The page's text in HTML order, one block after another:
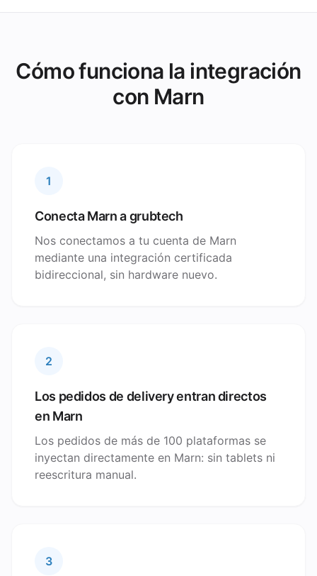
Cómo funciona la integración
con Marn
1
Conecta Marn a grubtech
Nos conectamos a tu cuenta de Marn
mediante una integración certificada
bidireccional, sin hardware nuevo.
2
Los pedidos de delivery entran directos
en Marn
Los pedidos de más de 100 plataformas se
inyectan directamente en Marn: sin tablets ni
reescritura manual.
3